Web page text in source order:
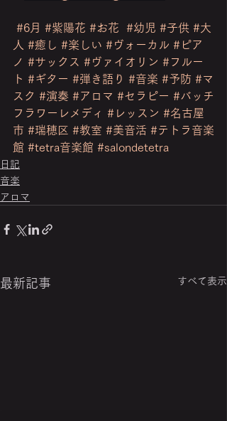
#6月 #紫陽花 #お花 #幼児 #子供 #大
人 #癒し #楽しい #ヴォーカル #ピア
ノ #サックス #ヴァイオリン #フルー
ト #ギター #弾き語り #音楽 #予防 #マ
スク #演奏 #アロマ #セラピー #バッチ
フラワーレメディ #レッスン #名古屋
市 #瑞穂区 #教室 #美音活 #テトラ音楽
館 #tetra音楽館 #salondetetra
日記
音楽
アロマ
最新記事 すべて表示